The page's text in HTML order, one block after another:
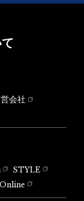
会社
STYLE
Online